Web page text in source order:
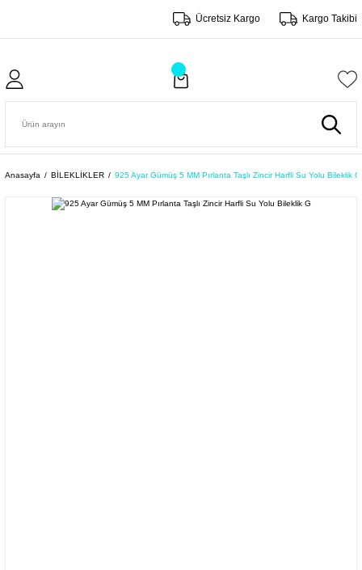
Ücretsiz Kargo Kargo Takibi
Anasayfa BİLEKLİKLER 925 Ayar Gümüş 5 MM Pırlanta Taşlı Zincir Harfli Su Yolu Bileklik G